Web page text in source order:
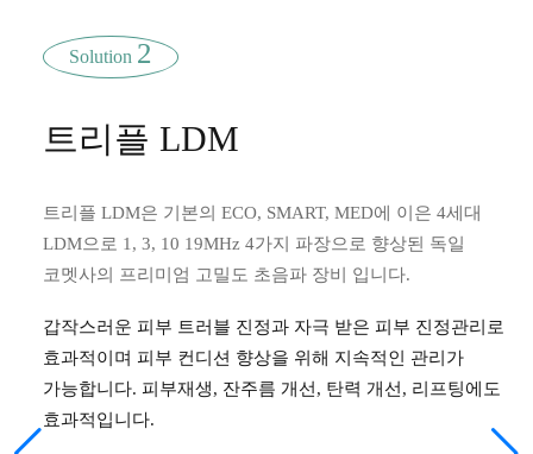
Solution 2
트리플 LDM
트리플 LDM은 기본의 ECO, SMART, MED에 이은 4세대
LDM으로 1, 3, 10 19MHz 4가지 파장으로 향상된 독일
코멧사의 프리미엄 고밀도 초음파 장비 입니다.
갑작스러운 피부 트러블 진정과 자극 받은 피부 진정관리로
효과적이며 피부 컨디션 향상을 위해 지속적인 관리가
가능합니다. 피부재생, 잔주름 개선, 탄력 개선, 리프팅에도
효과적입니다.